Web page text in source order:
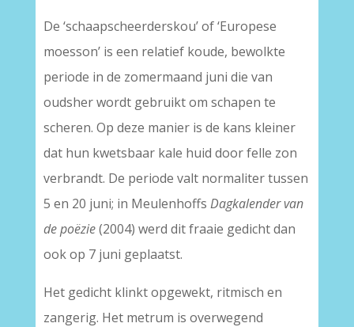
De ‘schaapscheerderskou’ of ‘Europese
moesson’ is een relatief koude, bewolkte
periode in de zomermaand juni die van
oudsher wordt gebruikt om schapen te
scheren. Op deze manier is de kans kleiner
dat hun kwetsbaar kale huid door felle zon
verbrandt. De periode valt normaliter tussen
5 en 20 juni; in Meulenhoffs Dagkalender van
de poëzie(2004) werd dit fraaie gedicht dan
ook op 7 juni geplaatst.
Het gedicht klinkt opgewekt, ritmisch en
zangerig. Het metrum is overwegend